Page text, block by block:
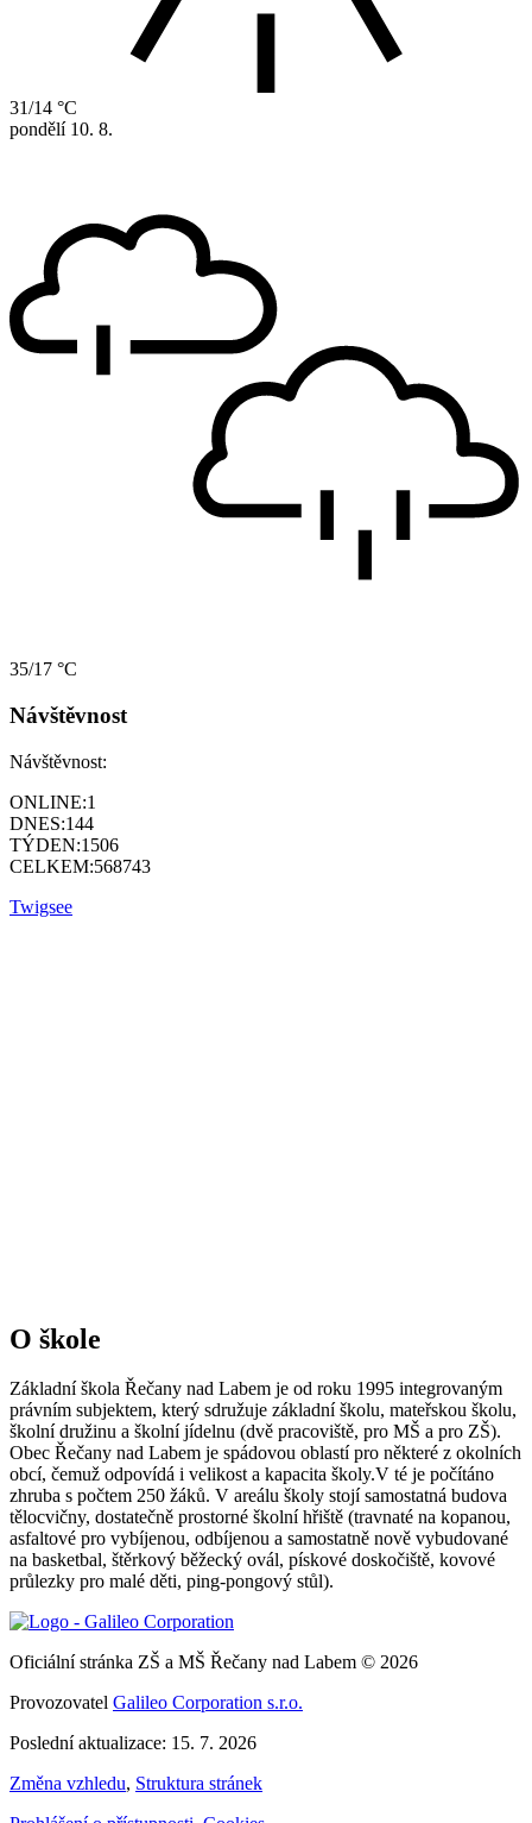
31/14 °C
pondělí 10. 8.
35/17 °C
Návštěvnost
Návštěvnost:
ONLINE:1
DNES:144
TÝDEN:1506
CELKEM:568743
Twigsee
O škole
Základní škola Řečany nad Labem je od roku 1995 integrovaným
právním subjektem, který sdružuje základní školu, mateřskou školu,
školní družinu a školní jídelnu (dvě pracoviště, pro MŠ a pro ZŠ).
Obec Řečany nad Labem je spádovou oblastí pro některé z okolních
obcí, čemuž odpovídá i velikost a kapacita školy.V té je počítáno
zhruba s počtem 250 žáků. V areálu školy stojí samostatná budova
tělocvičny, dostatečně prostorné školní hřiště (travnaté na kopanou,
asfaltové pro vybíjenou, odbíjenou a samostatně nově vybudované
na basketbal, štěrkový běžecký ovál, pískové doskočiště, kovové
průlezky pro malé děti, ping-pongový stůl).
Oficiální stránka ZŠ a MŠ Řečany nad Labem © 2026
Provozovatel Galileo Corporation s.r.o.
Poslední aktualizace: 15. 7. 2026
Změna vzhledu, Struktura stránek